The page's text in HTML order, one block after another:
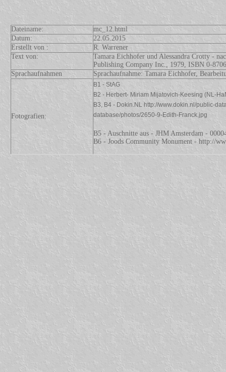
Dateiname:
mc_12.html
Datum:
22.05.2015
Erstellt von :
R. Warrener
Text von:
Tamara Eichhofer und Alessandra Crotty -
Publishing Company Inc., 1979, ISBN 0-
Sprachaufnahmen
Sprachaufnahme: Tamara Eichhofer,
Fotografien:
B1 - StAG
B2 - Herbert- Miriam Mijatovich-Keesing (NL-
B3, B4 - Dokin.NL http://www.dokin.nl/public-
database/photos/2650-9-Edith-Franck.jpg
B5 - Auschnitte aus - JHM Amsterdam -
B6 - Joods Community Monument - http://